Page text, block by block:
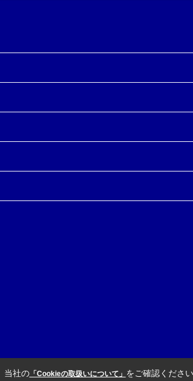
当社の「Cookieの取扱いについて」 をご確認ください